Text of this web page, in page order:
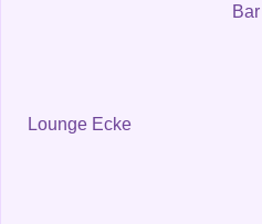
Lounge Ecke